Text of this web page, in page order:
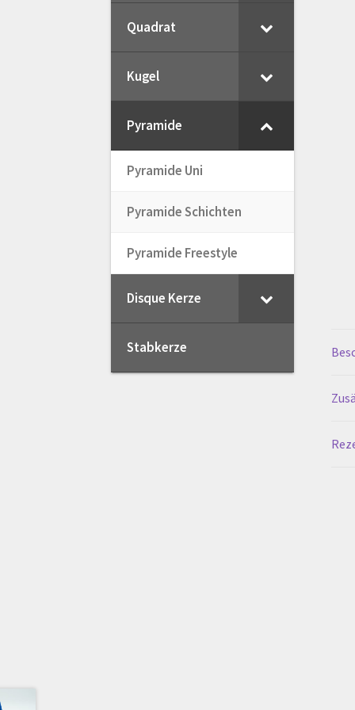
My Account Registration
Quadrat
Kugel
Pyramide
Pyramide Uni
Pyramide Schichten
Pyramide Freestyle
Disque Kerze
Stabkerze